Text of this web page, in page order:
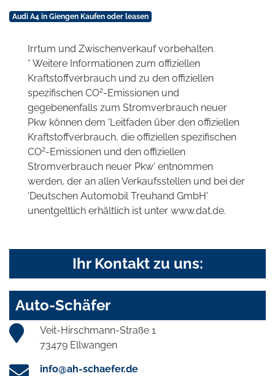
Audi A4 in Giengen Kaufen oder leasen
Irrtum und Zwischenverkauf vorbehalten.
* Weitere Informationen zum offiziellen
Kraftstoffverbrauch und zu den offiziellen
spezifischen CO2-Emissionen und
gegebenenfalls zum Stromverbrauch neuer
Pkw können dem 'Leitfaden über den offiziellen
Kraftstoffverbrauch, die offiziellen spezifischen
CO2-Emissionen und den offiziellen
Stromverbrauch neuer Pkw' entnommen
werden, der an allen Verkaufsstellen und bei der
'Deutschen Automobil Treuhand GmbH'
unentgeltlich erhältlich ist unter www.dat.de.
Ihr Kontakt zu uns:
Auto-Schäfer
Veit-Hirschmann-Straße 1
73479 Ellwangen
info@ah-schaefer.de